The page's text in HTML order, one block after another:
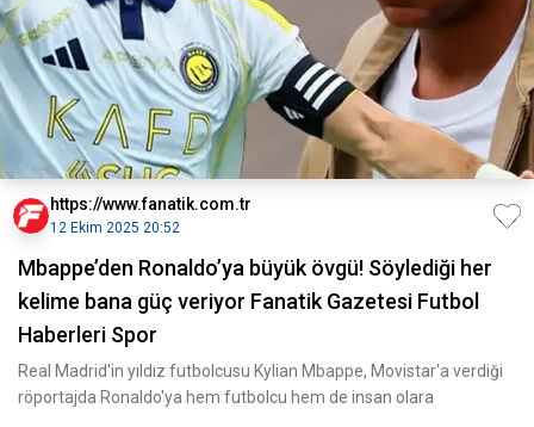
https://www.fanatik.com.tr
12 Ekim 2025 20:52
Mbappe’den Ronaldo’ya büyük övgü! Söylediği her
kelime bana güç veriyor Fanatik Gazetesi Futbol
Haberleri Spor
Real Madrid'in yıldız futbolcusu Kylian Mbappe, Movistar'a verdiği
röportajda Ronaldo'ya hem futbolcu hem de insan olara